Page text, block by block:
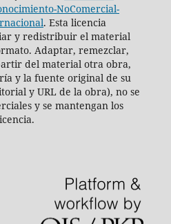
NoComercial-
. Esta licencia
y redistribuir el material
Adaptar, remezclar,
del material otra obra,
y la fuente original de su
y URL de la obra), no se
y se mantengan los